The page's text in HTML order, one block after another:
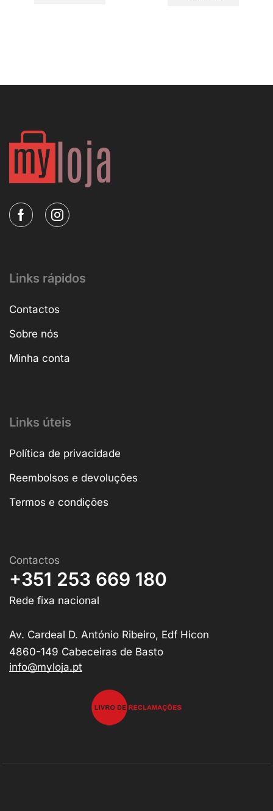
Links rápidos
Contactos
Sobre nós
Minha conta
Links úteis
Política de privacidade
Reembolsos e devoluções
Termos e condições
Contactos
+351 253 669 180
Rede fixa nacional
Av. Cardeal D. António Ribeiro, Edf Hicon
4860-149 Cabeceiras de Basto
info@myloja.pt